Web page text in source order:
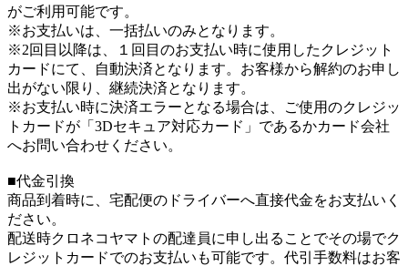
がご利用可能です。
※お支払いは、一括払いのみとなります。
※2回目以降は、１回目のお支払い時に使用したクレジット
カードにて、自動決済となります。お客様から解約のお申し
出がない限り、継続決済となります。
※お支払い時に決済エラーとなる場合は、ご使用のクレジッ
トカードが「3Dセキュア対応カード」であるかカード会社
へお問い合わせください。
■代金引換
商品到着時に、宅配便のドライバーへ直接代金をお支払いく
ださい。
配送時クロネコヤマトの配達員に申し出ることでその場でク
レジットカードでのお支払いも可能です。代引手数料はお客